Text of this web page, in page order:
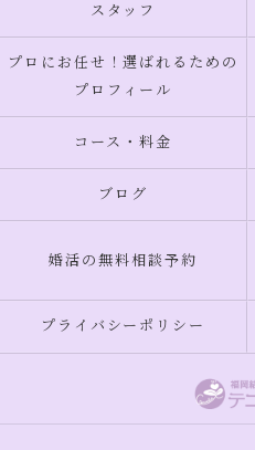
スタッフ
プロにお任せ！選ばれるための
プロフィール
コース・料金
ブログ
婚活の無料相談予約
プライバシーポリシー